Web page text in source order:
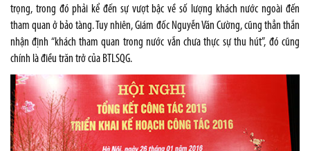
trọng, trong đó phải kể đến sự vượt bậc về số lượng khách nước ngoài đến
tham quan ở bảo tàng. Tuy nhiên, Giám đốc Nguyễn Văn Cường, cũng thẳn thắn
nhận định “khách tham quan trong nước vẫn chưa thực sự thu hút”, đó cũng
chính là điều trăn trở của BTLSQG.